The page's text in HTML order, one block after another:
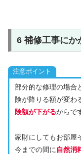
6 補修工事にか
注意ポイント
部分的な修理の場合
険が降りる額が変わ
険額が下がるからで
家財にしてもお部屋
今までの間に 自然消